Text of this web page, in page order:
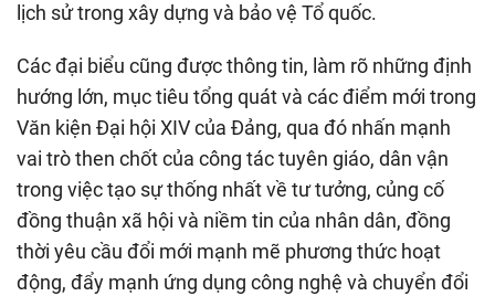
lịch sử trong xây dựng và bảo vệ Tổ quốc.
Các đại biểu cũng được thông tin, làm rõ những định
hướng lớn, mục tiêu tổng quát và các điểm mới trong
Văn kiện Đại hội XIV của Đảng, qua đó nhấn mạnh
vai trò then chốt của công tác tuyên giáo, dân vận
trong việc tạo sự thống nhất về tư tưởng, củng cố
đồng thuận xã hội và niềm tin của nhân dân, đồng
thời yêu cầu đổi mới mạnh mẽ phương thức hoạt
động, đẩy mạnh ứng dụng công nghệ và chuyển đổi